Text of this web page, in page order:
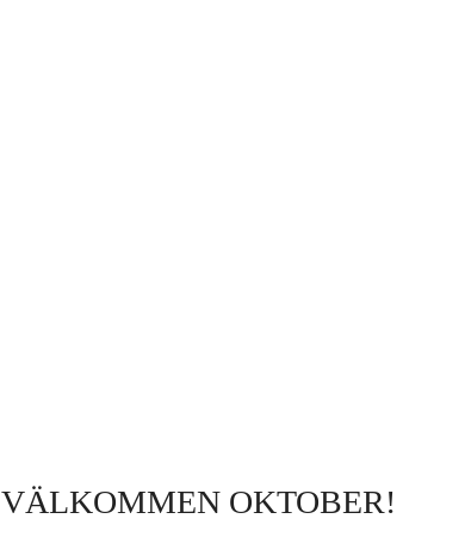
VÄLKOMMEN OKTOBER!